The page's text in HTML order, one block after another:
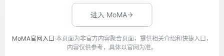
进入 MoMA
MoMA官网入口 ·本页面为非官方内容聚合页面，提供相关介绍和快捷入口，
内容仅供参考，具体以官网为准。